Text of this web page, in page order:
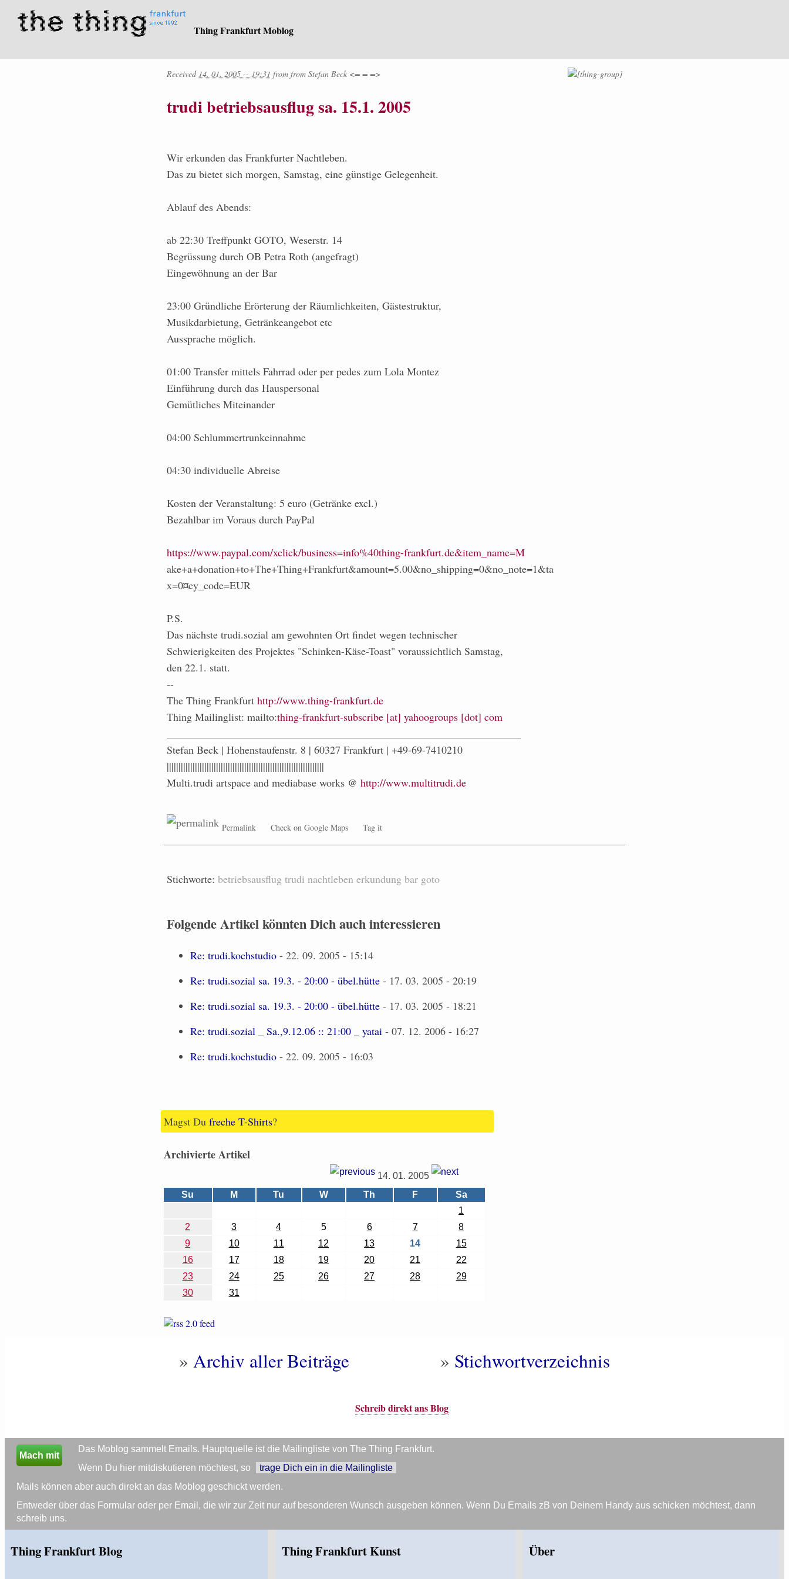
Thing Frankfurt Moblog
Received 14. 01. 2005 -- 19:31 from from Stefan Beck <= = =>
trudi betriebsausflug sa. 15.1. 2005
Wir erkunden das Frankfurter Nachtleben.
Das zu bietet sich morgen, Samstag, eine günstige Gelegenheit.
Ablauf des Abends:
ab 22:30 Treffpunkt GOTO, Weserstr. 14
Begrüssung durch OB Petra Roth (angefragt)
Eingewöhnung an der Bar
23:00 Gründliche Erörterung der Räumlichkeiten, Gästestruktur,
Musikdarbietung, Getränkeangebot etc
Aussprache möglich.
01:00 Transfer mittels Fahrrad oder per pedes zum Lola Montez
Einführung durch das Hauspersonal
Gemütliches Miteinander
04:00 Schlummertrunkeinnahme
04:30 individuelle Abreise
Kosten der Veranstaltung: 5 euro (Getränke excl.)
Bezahlbar im Voraus durch PayPal
https://www.paypal.com/xclick/business=info%40thing-frankfurt.de&item_name=M
ake+a+donation+to+The+Thing+Frankfurt&amount=5.00&no_shipping=0&no_note=1&ta
x=0¤cy_code=EUR
P.S.
Das nächste trudi.sozial am gewohnten Ort findet wegen technischer
Schwierigkeiten des Projektes "Schinken-Käse-Toast" voraussichtlich Samstag,
den 22.1. statt.
--
The Thing Frankfurt http://www.thing-frankfurt.de
Thing Mailinglist: mailto:thing-frankfurt-subscribe [at] yahoogroups [dot] com
Stefan Beck | Hohenstaufenstr. 8 | 60327 Frankfurt | +49-69-7410210
|||||||||||||||||||||||||||||||||||||||||||||||||||||||||||||||||||
Multi.trudi artspace and mediabase works @ http://www.multitrudi.de
Permalink Check on Google Maps Tag it
Stichworte: betriebsausflug trudi nachtleben erkundung bar goto
Folgende Artikel könnten Dich auch interessieren
Re: trudi.kochstudio- 22. 09. 2005 - 15:14
Re: trudi.sozial sa. 19.3. - 20:00 - übel.hütte- 17. 03. 2005 - 20:19
Re: trudi.sozial sa. 19.3. - 20:00 - übel.hütte- 17. 03. 2005 - 18:21
Re: trudi.sozial _ Sa.,9.12.06 :: 21:00 _ yatai- 07. 12. 2006 - 16:27
Re: trudi.kochstudio- 22. 09. 2005 - 16:03
Magst Du freche T-Shirts?
Archivierte Artikel
14. 01. 2005
Su
M Tu W Th F
Sa
1
2
3 4 5 6 7
8
9
10 11 12 13 14
15
16
17 18 19 20 21
22
23
24 25 26 27 28
29
30
31
» Archiv aller Beiträge » Stichwortverzeichnis
Schreib direkt ans Blog
Mach mit
Das Moblog sammelt Emails. Hauptquelle ist die Mailingliste von The Thing Frankfurt.
Wenn Du hier mitdiskutieren möchtest, so
trage Dich ein in die Mailingliste
Mails können aber auch direkt an das Moblog geschickt werden.
Entweder über das Formular oder per Email, die wir zur Zeit nur auf besonderen Wunsch ausgeben können. Wenn Du Emails zB von Deinem Handy aus schicken möchtest, dann
schreib uns.
Thing Frankfurt Blog Thing Frankfurt Kunst Über